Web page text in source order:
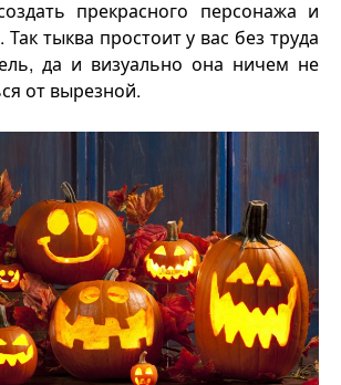
прекрасного персонажа и
тыква простоит у вас без труда
да и визуально она ничем не
от вырезной.